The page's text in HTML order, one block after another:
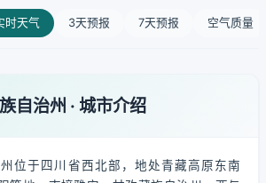
时天气 3天预报 7天预报 空气质量
自治州 · 城市介绍
位于四川省西北部，地处青藏高原东南